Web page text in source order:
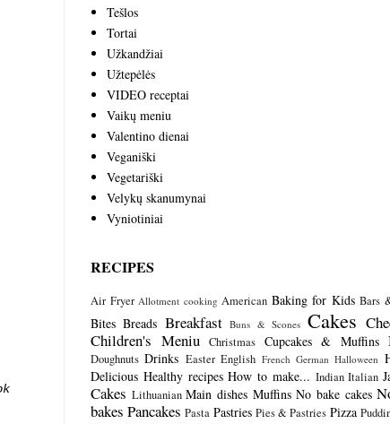
Tešlos
Tortai
Užkandžiai
Užtepėlės
VIDEO receptai
Vaikų meniu
Valentino dienai
Veganiški
Vegetariški
Velykų skanumynai
Vyniotiniai
RECIPES
Air Fryer Allotment cooking American Baking for Kids Bars
Bites Breads Breakfast Buns & Scones Cakes
Children's Meniu
Christmas Cupcakes & Muffins
Doughnuts Drinks Easter English French German Halloween
Delicious Healthy recipes How to make... Indian Italian
Cakes Lithuanian Main dishes Muffins No bake cakes
bakes Pancakes Pasta Pastries Pies & Pastries Pizza